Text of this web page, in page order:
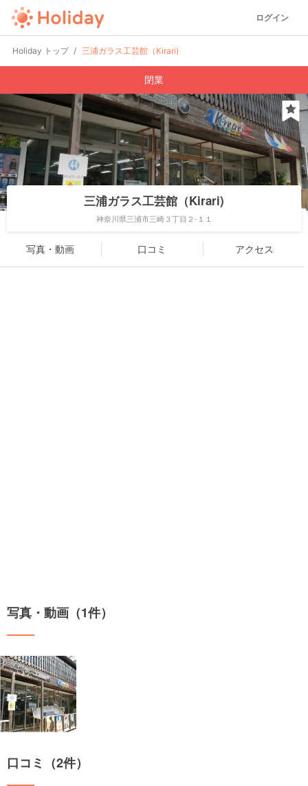
ログイン
Holiday トップ 三浦ガラス工芸館（Kirari)
閉業
三浦ガラス工芸館（Kirari)
神奈川県三浦市三崎３丁目２-１１
写真・動画 口コミ アクセス
写真・動画（1件）
口コミ（2件）